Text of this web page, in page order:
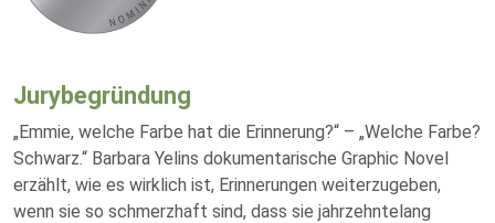
Jurybegründung
„Emmie, welche Farbe hat die Erinnerung?“ – „Welche Farbe?
Schwarz.“ Barbara Yelins dokumentarische Graphic Novel
erzählt, wie es wirklich ist, Erinnerungen weiterzugeben,
wenn sie so schmerzhaft sind, dass sie jahrzehntelang